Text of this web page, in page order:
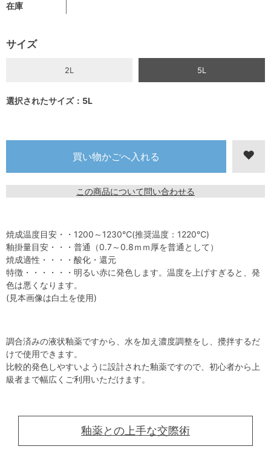
在庫
サイズ
2L 5L
選択されたサイズ：5L
この商品について問い合わせる
焼成温度目安・・1200～1230℃(推奨温度：1220℃)
釉掛量目安・・・普通（0.7～0.8ｍｍ厚を普通として）
焼成適性・・・・酸化・還元
特徴・・・・・・明るい赤に発色します。温度を上げすぎると、発
色は悪くなります。
(見本画像は白土を使用)
調合済みの液状釉薬ですから、水を加え濃度調整をし、攪拌するだ
けで使用できます。
比較的発色しやすいように設計された釉薬ですので、初心者から上
級者まで幅広くご利用いただけます。
釉薬との上手な交際術